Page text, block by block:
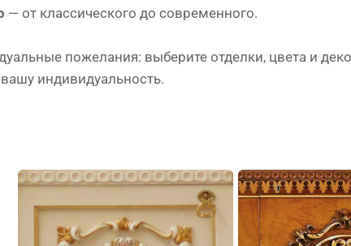
— от классического до современного.
пожелания: выберите отделки, цвета и
индивидуальность.